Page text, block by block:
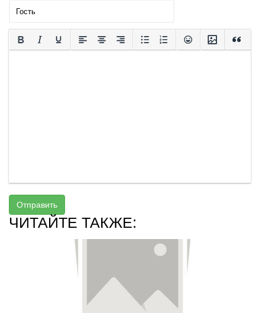
Отправить
ЧИТАЙТЕ ТАКЖЕ: